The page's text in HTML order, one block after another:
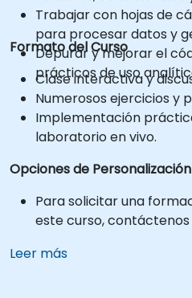
Trabajar con hojas de
para procesar datos y
Depurar y mejorar el
prácticos de uso
Formato del Curso
Clase interactiva y
Numerosos ejercicios y
Implementación
laboratorio en vivo.
Opciones de
Para solicitar una
este curso,
Leer más